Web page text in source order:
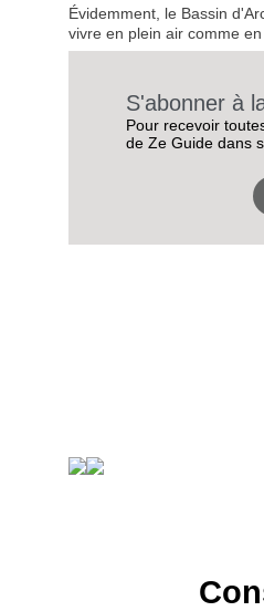
Évidemment, le Bassin
vivre en plein air comme
S'abonner à
Pour recevoir
de Ze Guide dans